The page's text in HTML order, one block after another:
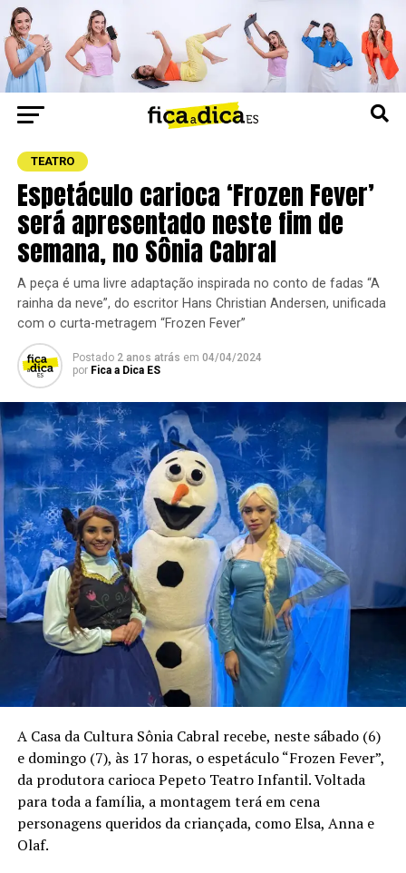
TEATRO
Espetáculo carioca ‘Frozen Fever’
será apresentado neste fim de
semana, no Sônia Cabral
A peça é uma livre adaptação inspirada no conto de fadas “A
rainha da neve”, do escritor Hans Christian Andersen, unificada
com o curta-metragem “Frozen Fever”
Postado 2 anos atrás em 04/04/2024
por Fica a Dica ES
A Casa da Cultura Sônia Cabral recebe, neste sábado (6)
e domingo (7), às 17 horas, o espetáculo “Frozen Fever”,
da produtora carioca Pepeto Teatro Infantil. Voltada
para toda a família, a montagem terá em cena
personagens queridos da criançada, como Elsa, Anna e
Olaf.